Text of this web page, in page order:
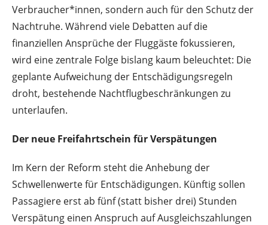
Verbraucher*innen, sondern auch für den Schutz der
Nachtruhe. Während viele Debatten auf die
finanziellen Ansprüche der Fluggäste fokussieren,
wird eine zentrale Folge bislang kaum beleuchtet: Die
geplante Aufweichung der Entschädigungsregeln
droht, bestehende Nachtflugbeschränkungen zu
unterlaufen.
Der neue Freifahrtschein für Verspätungen
Im Kern der Reform steht die Anhebung der
Schwellenwerte für Entschädigungen. Künftig sollen
Passagiere erst ab fünf (statt bisher drei) Stunden
Verspätung einen Anspruch auf Ausgleichszahlungen